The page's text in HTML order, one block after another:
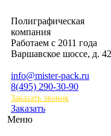
Полиграфическая
компания
Работаем с 2011 года
Варшавское шоссе, д.
info@mister-pack.ru
8(495) 290-30-90
Заказать звонок
Заказать
Меню